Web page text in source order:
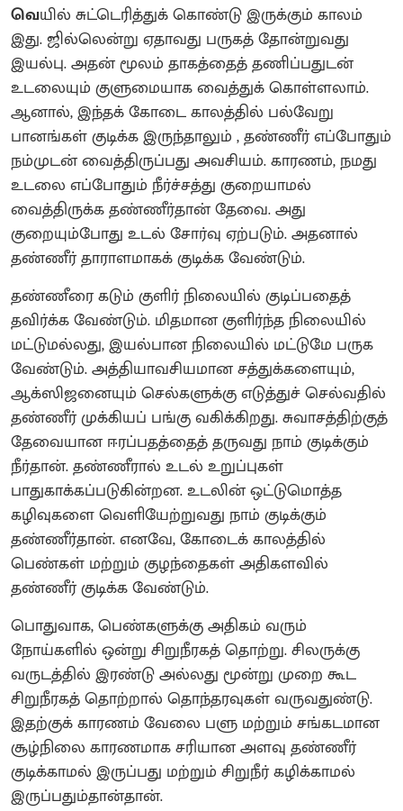
வெயில் சுட்டெரித்துக் கொண்டு இருக்கும் காலம்
இது. ஜில்லென்று ஏதாவது பருகத் தோன்றுவது
இயல்பு. அதன் மூலம் தாகத்தைத் தணிப்பதுடன்
உடலையும் குளுமையாக வைத்துக் கொள்ளலாம்.
ஆனால், இந்தக் கோடை காலத்தில் பல்வேறு
பானங்கள் குடிக்க இருந்தாலும் , தண்ணீர் எப்போதும்
நம்முடன் வைத்திருப்பது அவசியம். காரணம், நமது
உடலை எப்போதும் நீர்ச்சத்து குறையாமல்
வைத்திருக்க தண்ணீர்தான் தேவை. அது
குறையும்போது உடல் சோர்வு ஏற்படும். அதனால்
தண்ணீர் தாராளமாகக் குடிக்க வேண்டும்.
தண்ணீரை கடும் குளிர் நிலையில் குடிப்பதைத்
தவிர்க்க வேண்டும். மிதமான குளிர்ந்த நிலையில்
மட்டுமல்லது, இயல்பான நிலையில் மட்டுமே பருக
வேண்டும். அத்தியாவசியமான சத்துக்களையும்,
ஆக்ஸிஜனையும் செல்களுக்கு எடுத்துச் செல்வதில்
தண்ணீர் முக்கியப் பங்கு வகிக்கிறது. சுவாசத்திற்குத்
தேவையான ஈரப்பதத்தைத் தருவது நாம் குடிக்கும்
நீர்தான். தண்ணீரால் உடல் உறுப்புகள்
பாதுகாக்கப்படுகின்றன. உடலின் ஒட்டுமொத்த
கழிவுகளை வெளியேற்றுவது நாம் குடிக்கும்
தண்ணீர்தான். எனவே, கோடைக் காலத்தில்
பெண்கள் மற்றும் குழந்தைகள் அதிகளவில்
தண்ணீர் குடிக்க வேண்டும்.
பொதுவாக, பெண்களுக்கு அதிகம் வரும்
நோய்களில் ஒன்று சிறுநீரகத் தொற்று. சிலருக்கு
வருடத்தில் இரண்டு அல்லது மூன்று முறை கூட
சிறுநீரகத் தொற்றால் தொந்தரவுகள் வருவதுண்டு.
இதற்குக் காரணம் வேலை பளு மற்றும் சங்கடமான
சூழ்நிலை காரணமாக சரியான அளவு தண்ணீர்
குடிக்காமல் இருப்பது மற்றும் சிறுநீர் கழிக்காமல்
இருப்பதும்தான்தான்.